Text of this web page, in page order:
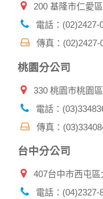
保護政策，其資料處
公司不負任何連帶責任
或電子郵件給您。本
收這些資料或電子郵件
資料使用:
本公司不會向任何人
資料：
違反本公司旗下網站的
2.為了保護使用者個人
帳號資料。若您有相
200 基隆市仁愛
電話：(02)2427-
傳真：(02)2427-
桃園分公司
330 桃園市桃園
電話：
傳真：
台中分公司
407台中市西屯
電話：(04)2327-